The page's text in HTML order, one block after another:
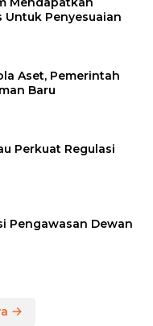
Untuk Penyesuaian
Aset, Pemerintah
Baru
Perkuat Regulasi
Pengawasan Dewan